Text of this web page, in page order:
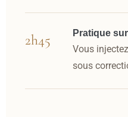
2h45 Pratique
Vous
sous